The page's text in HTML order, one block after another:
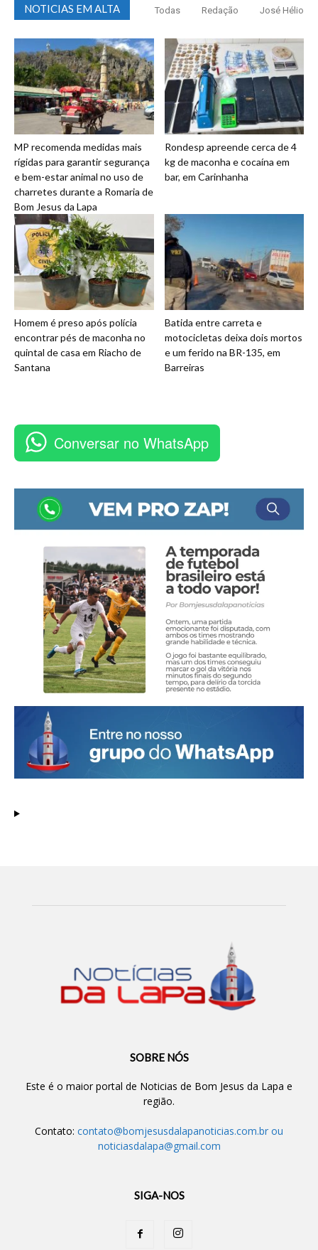
NOTICIAS EM ALTA Todas Redação José Hélio
MP recomenda medidas mais
rígidas para garantir segurança
e bem-estar animal no uso de
charretes durante a Romaria de
Bom Jesus da Lapa
Rondesp apreende cerca de 4
kg de maconha e cocaína em
bar, em Carinhanha
Homem é preso após polícia
encontrar pés de maconha no
quintal de casa em Riacho de
Santana
Batida entre carreta e
motocicletas deixa dois mortos
e um ferido na BR-135, em
Barreiras
Conversar no WhatsApp
SOBRE NÓS
Este é o maior portal de Noticias de Bom Jesus da Lapa e
região.
Contato: contato@bomjesusdalapanoticias.com.br ou
noticiasdalapa@gmail.com
SIGA-NOS